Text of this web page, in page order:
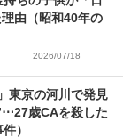
由（昭和40年の
2026/07/18
東京の河川で発見
歳CAを殺した
）